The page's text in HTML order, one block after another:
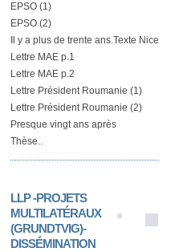
EPSO (1)
EPSO (2)
Il y a plus de trente ans.Texte Nice
Lettre MAE p.1
Lettre MAE p.2
Lettre Président Roumanie (1)
Lettre Président Roumanie (2)
Presque vingt ans après
Thèse..
LLP -PROJETS
MULTILATÉRAUX
(GRUNDTVIG)-
DISSÉMINATION